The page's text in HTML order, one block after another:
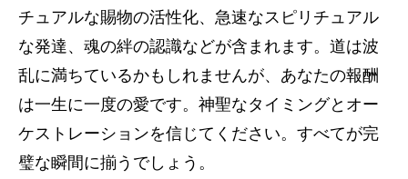
チュアルな賜物の活性化、急速なスピリチュアル
な発達、魂の絆の認識などが含まれます。道は波
乱に満ちているかもしれませんが、あなたの報酬
は一生に一度の愛です。神聖なタイミングとオー
ケストレーションを信じてください。すべてが完
璧な瞬間に揃うでしょう。